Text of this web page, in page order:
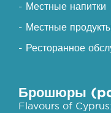
- Местные напитки
- Местные
- Ресторанное
Брошюры
Flavours of